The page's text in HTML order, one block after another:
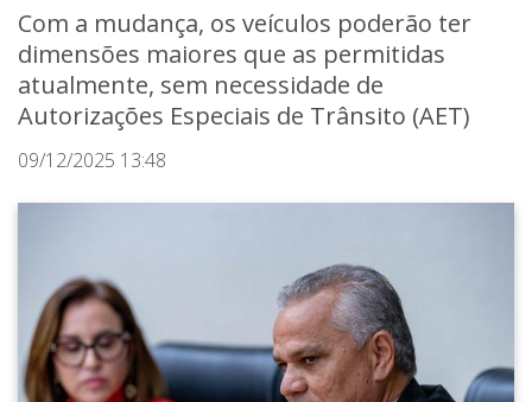
Com a mudança, os veículos poderão ter
dimensões maiores que as permitidas
atualmente, sem necessidade de
Autorizações Especiais de Trânsito (AET)
09/12/2025 13:48